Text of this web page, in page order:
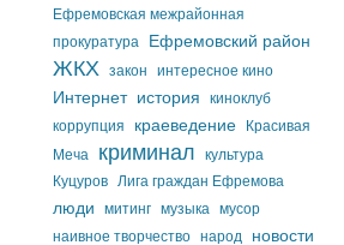
Ефремовская межрайонная
прокуратура
Ефремовский район
ЖКХ закон интересное кино
Интернет история
киноклуб
коррупция
краеведение
Красивая
Меча
криминал
культура
Куцуров Лига граждан Ефремова
люди митинг музыка мусор
наивное творчество народ новости